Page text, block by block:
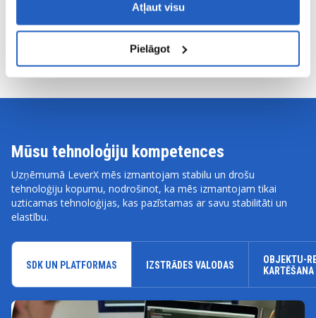
Atļaut visu
Pielāgot
APSKATĪT VISU PORTFELI
Mūsu tehnoloģiju kompetences
Uzņēmumā LeverX mēs izmantojam stabilu un drošu
tehnoloģiju kopumu, nodrošinot, ka mēs izmantojam tikai
uzticamas tehnoloģijas, kas pazīstamas ar savu stabilitāti un
elastību.
SDK UN PLATFORMAS IZSTRĀDES VALODAS
OBJEKTU-